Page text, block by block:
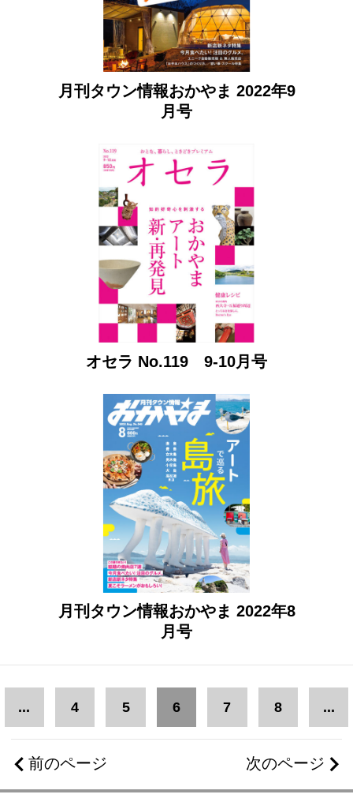
月刊タウン情報おかやま 2022年9
月号
オセラ No.119 9-10月号
月刊タウン情報おかやま 2022年8
月号
前のページ
... 4 5 6 7 8 ...
次のページ